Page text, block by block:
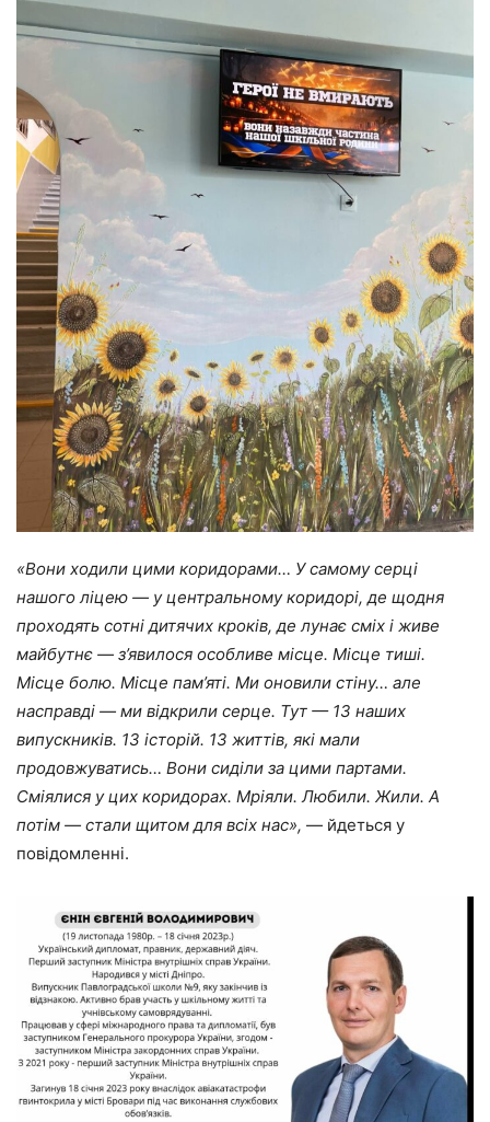
«Вони ходили цими коридорами… У самому серці
нашого ліцею — у центральному коридорі, де щодня
проходять сотні дитячих кроків, де лунає сміх і живе
майбутнє — з’явилося особливе місце. Місце тиші.
Місце болю. Місце пам’яті. Ми оновили стіну… але
насправді — ми відкрили серце. Тут — 13 наших
випускників. 13 історій. 13 життів, які мали
продовжуватись… Вони сиділи за цими партами.
Сміялися у цих коридорах. Мріяли. Любили. Жили. А
потім — стали щитом для всіх нас», — йдеться у
повідомленні.